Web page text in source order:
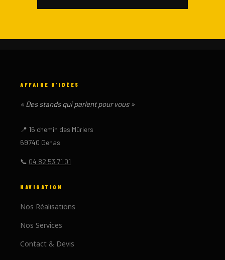
AFFAIRE D'IDÉES
« Des stands qui parlent pour vous »
📍 16 chemin des Mûriers
69740 Genas
📞 04 82 53 71 01
NAVIGATION
Nos Réalisations
Nos Services
Contact & Devis